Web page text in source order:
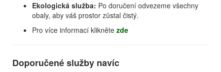
Ekologická služba: Po doručení odvezeme všechny
obaly, aby váš prostor zůstal čistý.
Pro více informací klikněte zde
Doporučené služby navíc